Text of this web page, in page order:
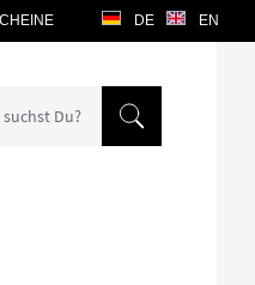
DE EN
0 Positionen. Der